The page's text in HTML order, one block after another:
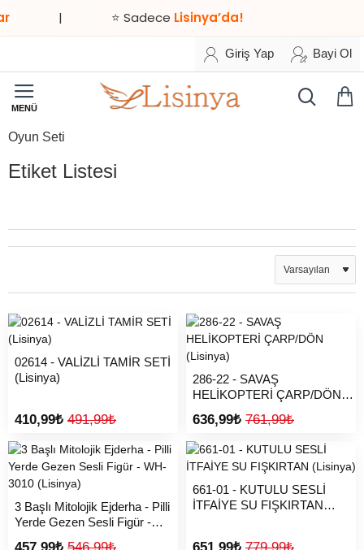
⭐ SadeceLisinya’da!
Giriş Yap Bayi Ol
Oyun Seti
Etiket Listesi
02614 - VALİZLİ TAMİR SETİ
(Lisinya)
410,99₺ 491,99₺
286-22 - SAVAŞ
HELİKOPTERİ ÇARP/DÖN
636,99₺ 761,99₺
3 Başlı Mitolojik Ejderha - Pilli
Yerde Gezen Sesli Figür -
661-01 - KUTULU SESLİ
İTFAİYE SU FIŞKIRTAN